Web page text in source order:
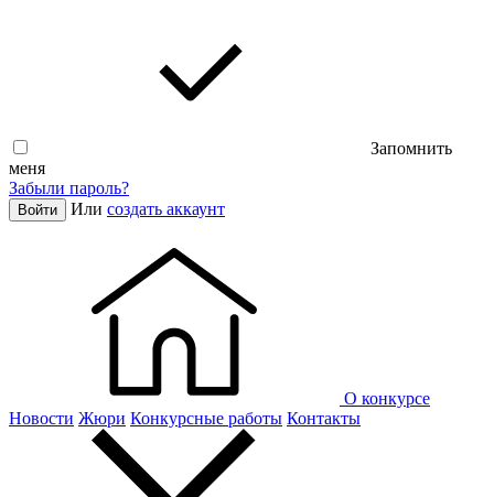
Запомнить
меня
Забыли пароль?
Войти Или создать аккаунт
О конкурсе
Новости Жюри Конкурсные работы Контакты